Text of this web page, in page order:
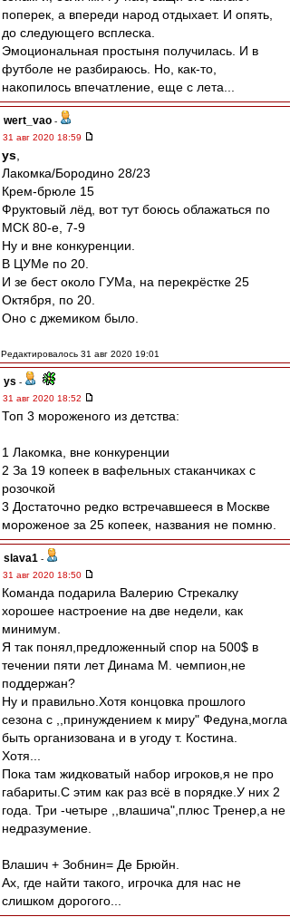
поперек, а впереди народ отдыхает. И опять,
до следующего всплеска.
Эмоциональная простыня получилась. И в
футболе не разбираюсь. Но, как-то,
накопилось впечатление, еще с лета...
wert_vao -
31 авг 2020 18:59
ys
Лакомка/Бородино 28/23
Крем-брюле 15
Фруктовый лёд, вот тут боюсь облажаться по
МСК 80-е, 7-9
Ну и вне конкуренции.
В ЦУМе по 20.
И зе бест около ГУМа, на перекрёстке 25
Октября, по 20.
Оно с джемиком было.
Редактировалось 31 авг 2020 19:01
ys -
31 авг 2020 18:52
Топ 3 мороженого из детства:
1 Лакомка, вне конкуренции
2 За 19 копеек в вафельных стаканчиках с
розочкой
3 Достаточно редко встречавшееся в Москве
мороженое за 25 копеек, названия не помню.
slava1 -
31 авг 2020 18:50
Команда подарила Валерию Стрекалку
хорошее настроение на две недели, как
минимум.
Я так понял,предложенный спор на 500$ в
течении пяти лет Динама М. чемпион,не
поддержан?
Ну и правильно.Хотя концовка прошлого
сезона с ,,принуждением к миру" Федуна,могла
быть организована и в угоду т. Костина.
Хотя...
Пока там жидковатый набор игроков,я не про
габариты.С этим как раз всё в порядке.У них 2
года. Три -четыре ,,влашича",плюс Тренер,а не
недразумение.
Влашич + Зобнин= Де Брюйн.
Ах, где найти такого, игрочка для нас не
слишком дорогого...